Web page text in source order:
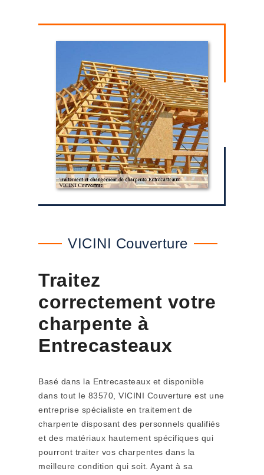
VICINI Couverture
Traitez
correctement votre
charpente à
Entrecasteaux
Basé dans la Entrecasteaux et disponible
dans tout le 83570, VICINI Couverture est une
entreprise spécialiste en traitement de
charpente disposant des personnels qualifiés
et des matériaux hautement spécifiques qui
pourront traiter vos charpentes dans la
meilleure condition qui soit. Ayant à sa